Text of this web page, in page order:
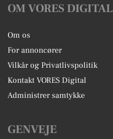
OM VORES DIGITAL
Om os
For annoncører
Vilkår og Privatlivspolitik
Kontakt VORES Digital
Administrer samtykke
GENVEJE